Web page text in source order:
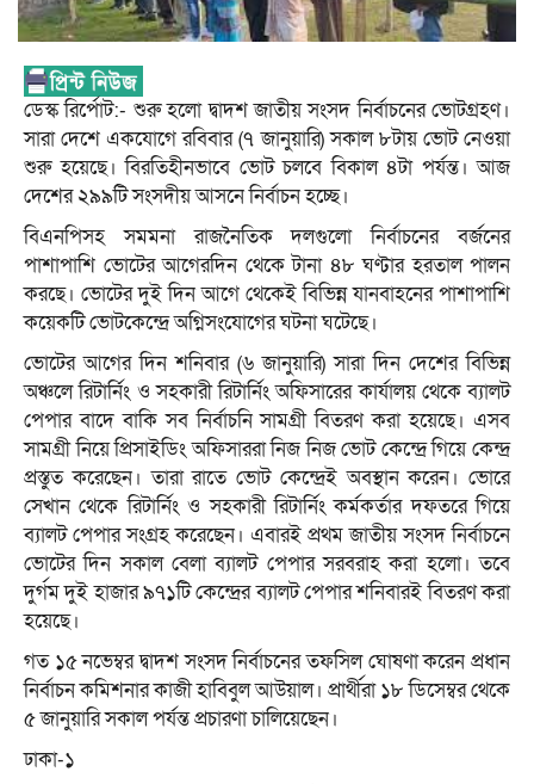
ডেস্ক রির্পোট:- শুরু হলো দ্বাদশ জাতীয় সংসদ নির্বাচনের ভোটগ্রহণ।
সারা দেশে একযোগে রবিবার (৭ জানুয়ারি) সকাল ৮টায় ভোট নেওয়া
শুরু হয়েছে। বিরতিহীনভাবে ভোট চলবে বিকাল ৪টা পর্যন্ত। আজ
দেশের ২৯৯টি সংসদীয় আসনে নির্বাচন হচ্ছে।
বিএনপিসহ সমমনা রাজনৈতিক দলগুলো নির্বাচনের বর্জনের
পাশাপাশি ভোটের আগেরদিন থেকে টানা ৪৮ ঘণ্টার হরতাল পালন
করছে। ভোটের দুই দিন আগে থেকেই বিভিন্ন যানবাহনের পাশাপাশি
কয়েকটি ভোটকেন্দ্রে অগ্নিসংযোগের ঘটনা ঘটেছে।
ভোটের আগের দিন শনিবার (৬ জানুয়ারি) সারা দিন দেশের বিভিন্ন
অঞ্চলে রিটার্নিং ও সহকারী রিটার্নিং অফিসারের কার্যালয় থেকে ব্যালট
পেপার বাদে বাকি সব নির্বাচনি সামগ্রী বিতরণ করা হয়েছে। এসব
সামগ্রী নিয়ে প্রিসাইডিং অফিসাররা নিজ নিজ ভোট কেন্দ্রে গিয়ে কেন্দ্র
প্রস্তুত করেছেন। তারা রাতে ভোট কেন্দ্রেই অবস্থান করেন। ভোরে
সেখান থেকে রিটার্নিং ও সহকারী রিটার্নিং কর্মকর্তার দফতরে গিয়ে
ব্যালট পেপার সংগ্রহ করেছেন। এবারই প্রথম জাতীয় সংসদ নির্বাচনে
ভোটের দিন সকাল বেলা ব্যালট পেপার সরবরাহ করা হলো। তবে
দুর্গম দুই হাজার ৯৭১টি কেন্দ্রের ব্যালট পেপার শনিবারই বিতরণ করা
হয়েছে।
গত ১৫ নভেম্বর দ্বাদশ সংসদ নির্বাচনের তফসিল ঘোষণা করেন প্রধান
নির্বাচন কমিশনার কাজী হাবিবুল আউয়াল। প্রার্থীরা ১৮ ডিসেম্বর থেকে
৫ জানুয়ারি সকাল পর্যন্ত প্রচারণা চালিয়েছেন।
ঢাকা-১